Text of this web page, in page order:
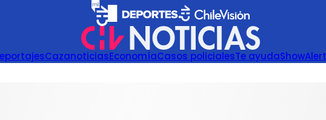
CazanoticiasEconomíaCasos policialesTe ayudaShow